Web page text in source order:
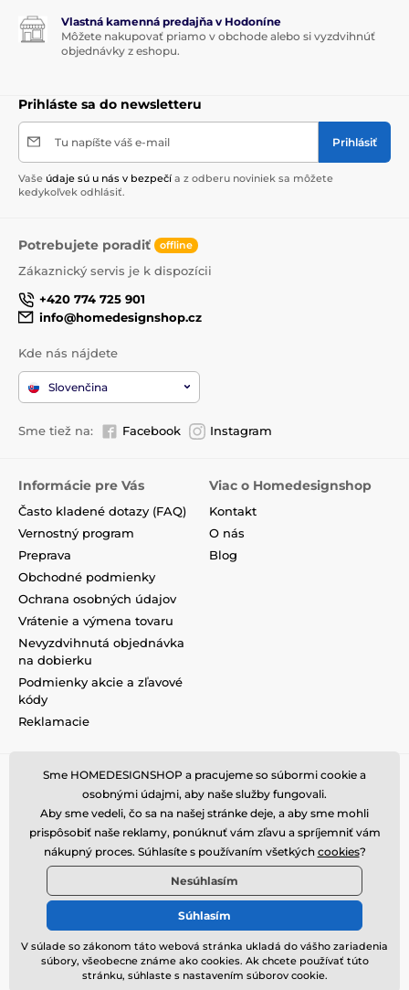
Vlastná kamenná predajňa v Hodoníne
Môžete nakupovať priamo v obchode alebo si vyzdvihnúť
objednávky z eshopu.
Prihláste sa do newsletteru
Tu napíšte váš e-mail Prihlásiť
Vaše údaje sú u nás v bezpečí a z odberu noviniek sa môžete
kedykoľvek odhlásiť.
Potrebujete poradiť offline
Zákaznický servis je k dispozícii
+420 774 725 901
info@homedesignshop.cz
Kde nás nájdete
Slovenčina
Sme tiež na: Facebook Instagram
Informácie pre Vás
Často kladené dotazy (FAQ)
Vernostný program
Preprava
Obchodné podmienky
Ochrana osobných údajov
Vrátenie a výmena tovaru
Nevyzdvihnutá objednávka
na dobierku
Podmienky akcie a zľavové
kódy
Reklamacie
Viac o Homedesignshop
Kontakt
O nás
Blog
© 2026 www.homedesignshop.sk ⦁ E-shop vytvorilaSIMPLIA.cz
Sme HOMEDESIGNSHOP a pracujeme so súbormi cookie a
osobnými údajmi, aby naše služby fungovali.
Aby sme vedeli, čo sa na našej stránke deje, a aby sme mohli
prispôsobiť naše reklamy, ponúknuť vám zľavu a spríjemniť vám
nákupný proces. Súhlasíte s používaním všetkých cookies?
Nesúhlasím
Súhlasím
V súlade so zákonom táto webová stránka ukladá do vášho zariadenia
súbory, všeobecne známe ako cookies. Ak chcete používať túto
stránku, súhlaste s nastavením súborov cookie.